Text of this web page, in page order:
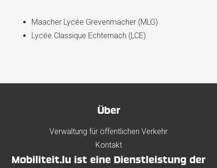
Maacher Lycée Grevenmacher (MLG)
Lycée Classique Echternach (LCE)
Über
Verwaltung für öffentlichen Verkehr
Kontakt
Mobiliteit.lu ist eine Dienstleistung der